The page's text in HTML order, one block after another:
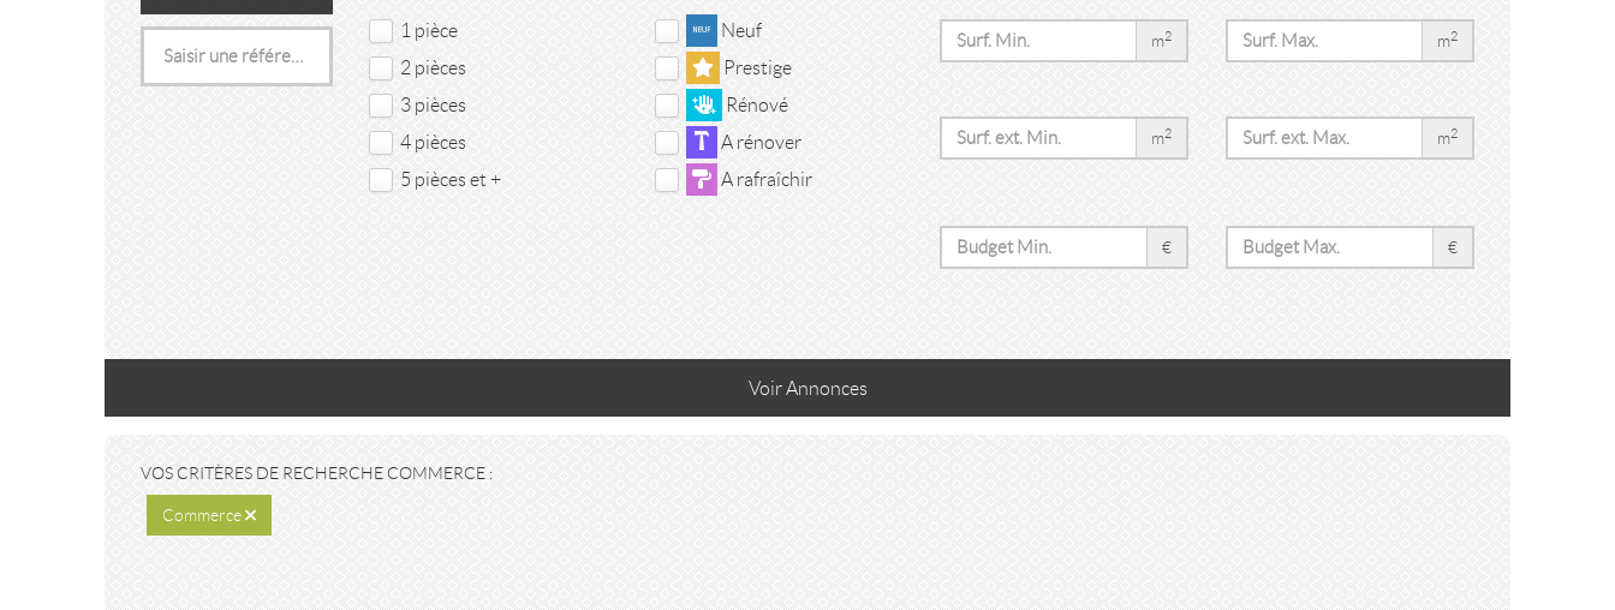
1 pièce
2 pièces
3 pièces
4 pièces
5 pièces et +
Neuf
Prestige
Rénové
A rénover
A rafraîchir
m2 m2
m2 m2
€ €
VoirAnnonces
VOS CRITÈRES DE RECHERCHE COMMERCE :
Commerce